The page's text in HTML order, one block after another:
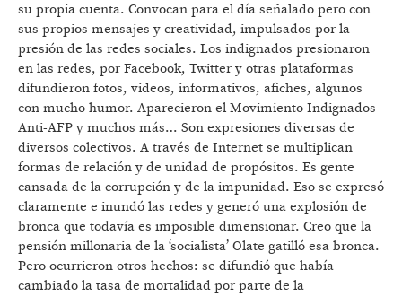
su propia cuenta. Convocan para el día señalado pero con
sus propios mensajes y creatividad, impulsados por la
presión de las redes sociales. Los indignados presionaron
en las redes, por Facebook, Twitter y otras plataformas
difundieron fotos, videos, informativos, afiches, algunos
con mucho humor. Aparecieron el Movimiento Indignados
Anti-AFP y muchos más… Son expresiones diversas de
diversos colectivos. A través de Internet se multiplican
formas de relación y de unidad de propósitos. Es gente
cansada de la corrupción y de la impunidad. Eso se expresó
claramente e inundó las redes y generó una explosión de
bronca que todavía es imposible dimensionar. Creo que la
pensión millonaria de la ‘socialista’ Olate gatilló esa bronca.
Pero ocurrieron otros hechos: se difundió que había
cambiado la tasa de mortalidad por parte de la